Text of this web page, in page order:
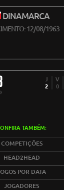
DINAMARCA
12/08/1963
J
2
V
0
TAMBÉM:
COMPETIÇÕES
HEAD2HEAD
POR DATA
JOGADORES